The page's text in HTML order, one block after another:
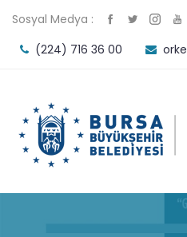
Sosyal Medya :
(224) 716 36 00